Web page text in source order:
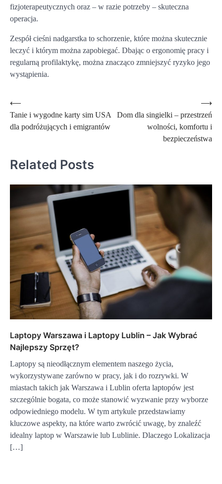
fizjoterapeutycznych oraz – w razie potrzeby – skuteczna
operacja.
Zespół cieśni nadgarstka to schorzenie, które można skutecznie
leczyć i którym można zapobiegać. Dbając o ergonomię pracy i
regularną profilaktykę, można znacząco zmniejszyć ryzyko jego
wystąpienia.
Nawigacja
wpisu
⟵
Tanie i wygodne karty sim USA
dla podróżujących i emigrantów
Dom dla singielki – przestrzeń
wolności, komfortu i
bezpieczeństwa
⟶
Related Posts
Laptopy Warszawa i Laptopy Lublin – Jak Wybrać
Najlepszy Sprzęt?
Laptopy są nieodłącznym elementem naszego życia,
wykorzystywane zarówno w pracy, jak i do rozrywki. W
miastach takich jak Warszawa i Lublin oferta laptopów jest
szczególnie bogata, co może stanowić wyzwanie przy wyborze
odpowiedniego modelu. W tym artykule przedstawiamy
kluczowe aspekty, na które warto zwrócić uwagę, by znaleźć
idealny laptop w Warszawie lub Lublinie. Dlaczego Lokalizacja
[…]